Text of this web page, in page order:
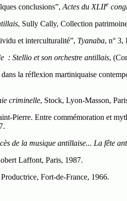
conclusions”, Actes du XLIIe
, Sully Cally, Collection
et interculturalité”, Tyanaba, n° 3,
: Stellio et son orchestre antillais,
la réflexion martiniquaise
criminelle, Stock, Lyon-Masson,
Pierre. Entre commémoration et
de la musique antillaise... La fête
Laffont, Paris, 1987.
Fort-de-France, 1966.